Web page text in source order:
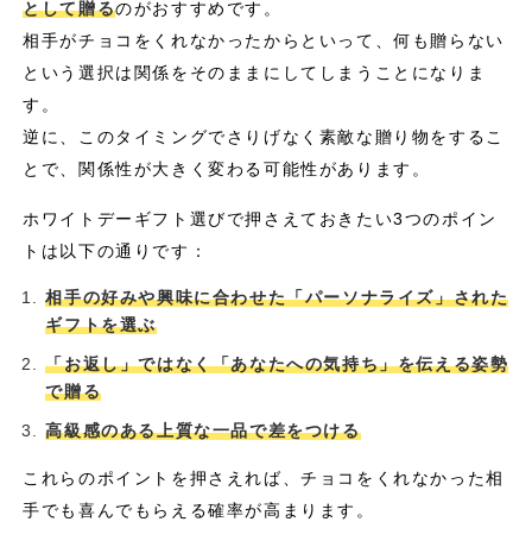
として贈るのがおすすめです。
相手がチョコをくれなかったからといって、何も贈らない
という選択は関係をそのままにしてしまうことになりま
す。
逆に、このタイミングでさりげなく素敵な贈り物をするこ
とで、関係性が大きく変わる可能性があります。
ホワイトデーギフト選びで押さえておきたい3つのポイン
トは以下の通りです：
相手の好みや興味に合わせた「パーソナライズ」された
ギフトを選ぶ
「お返し」ではなく「あなたへの気持ち」を伝える姿勢
で贈る
高級感のある上質な一品で差をつける
これらのポイントを押さえれば、チョコをくれなかった相
手でも喜んでもらえる確率が高まります。